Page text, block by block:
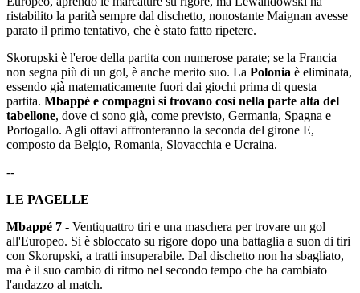
ristabilito la parità sempre dal dischetto, nonostante Maignan avesse
parato il primo tentativo, che è stato fatto ripetere.
Skorupski è l'eroe della partita con numerose parate; se la Francia
non segna più di un gol, è anche merito suo. La Polonia è eliminata,
essendo già matematicamente fuori dai giochi prima di questa
partita. Mbappé e compagni si trovano così nella parte alta del
tabellone, dove ci sono già, come previsto, Germania, Spagna e
Portogallo. Agli ottavi affronteranno la seconda del girone E,
composto da Belgio, Romania, Slovacchia e Ucraina.
--
LE PAGELLE
Mbappé 7 - Ventiquattro tiri e una maschera per trovare un gol
all'Europeo. Si è sbloccato su rigore dopo una battaglia a suon di tiri
con Skorupski, a tratti insuperabile. Dal dischetto non ha sbagliato,
ma è il suo cambio di ritmo nel secondo tempo che ha cambiato
l'andazzo al match.